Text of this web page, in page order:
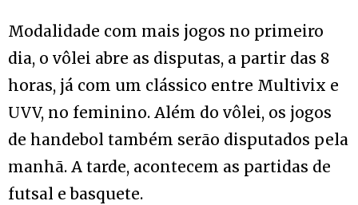
Modalidade com mais jogos no primeiro
dia, o vôlei abre as disputas, a partir das 8
horas, já com um clássico entre Multivix e
UVV, no feminino. Além do vôlei, os jogos
de handebol também serão disputados pela
manhã. A tarde, acontecem as partidas de
futsal e basquete.